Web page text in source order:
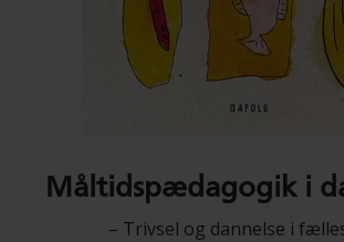
Måltidspædagogik i
– Trivsel og dannelse i